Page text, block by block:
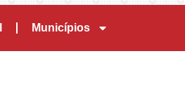
Municípios